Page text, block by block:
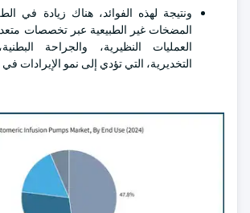
ونتيجة لهذه الفوائد، هناك زيادة في
المضخات غير الطبيعية عبر تخصصات
العمليات النظيرية، والجراحة
التخديرية، التي تؤدي إلى نمو الإيرادات